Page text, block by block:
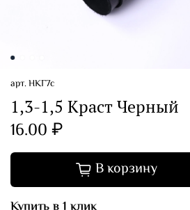
арт.НКГ7с
1,3-1,5 Краст Черный
16.00 ₽
В корзину